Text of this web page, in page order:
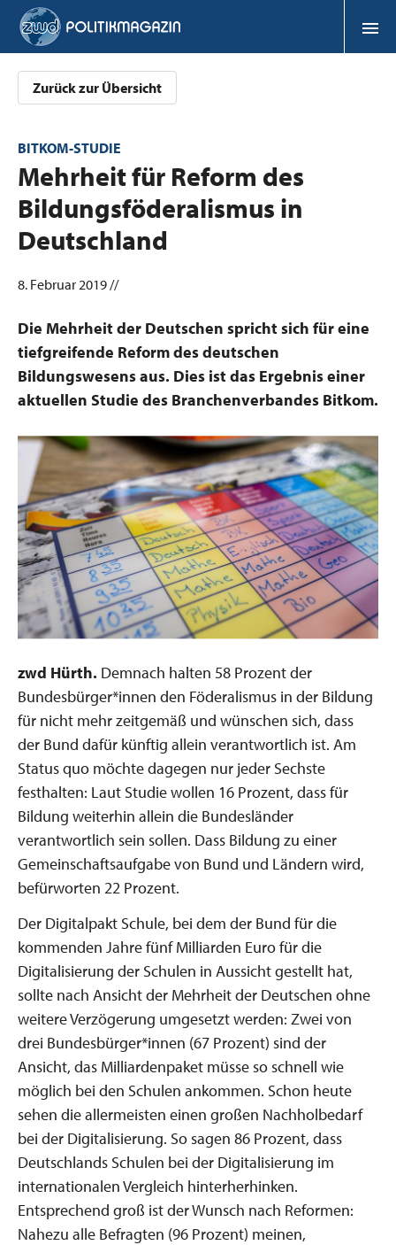
Zurück zur Übersicht
BITKOM-STUDIE
:Mehrheit für Reform des
Bildungsföderalismus in
Deutschland
8. Februar 2019 //
Die Mehrheit der Deutschen spricht sich für eine
tiefgreifende Reform des deutschen
Bildungswesens aus. Dies ist das Ergebnis einer
aktuellen Studie des Branchenverbandes Bitkom.
zwd Hürth. Demnach halten 58 Prozent der
Bundesbürger*innen den Föderalismus in der Bildung
für nicht mehr zeitgemäß und wünschen sich, dass
der Bund dafür künftig allein verantwortlich ist. Am
Status quo möchte dagegen nur jeder Sechste
festhalten: Laut Studie wollen 16 Prozent, dass für
Bildung weiterhin allein die Bundesländer
verantwortlich sein sollen. Dass Bildung zu einer
Gemeinschaftsaufgabe von Bund und Ländern wird,
befürworten 22 Prozent.
Der Digitalpakt Schule, bei dem der Bund für die
kommenden Jahre fünf Milliarden Euro für die
Digitalisierung der Schulen in Aussicht gestellt hat,
sollte nach Ansicht der Mehrheit der Deutschen ohne
weitere Verzögerung umgesetzt werden: Zwei von
drei Bundesbürger*innen (67 Prozent) sind der
Ansicht, das Milliardenpaket müsse so schnell wie
möglich bei den Schulen ankommen. Schon heute
sehen die allermeisten einen großen Nachholbedarf
bei der Digitalisierung. So sagen 86 Prozent, dass
Deutschlands Schulen bei der Digitalisierung im
internationalen Vergleich hinterherhinken.
Entsprechend groß ist der Wunsch nach Reformen:
Nahezu alle Befragten (96 Prozent) meinen,